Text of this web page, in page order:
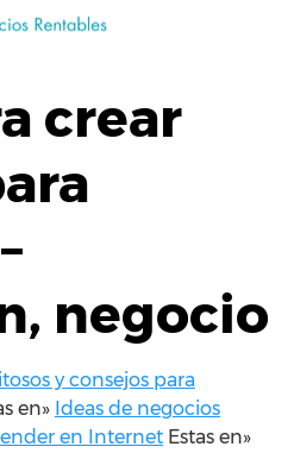
crear
negocio
y consejos para
en» Ideas de negocios
en Internet Estas en»